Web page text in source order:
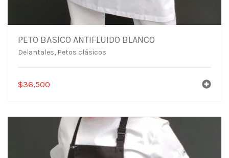
PETO BASICO ANTIFLUIDO BLANCO
Delantales, Petos clásicos
$36,500